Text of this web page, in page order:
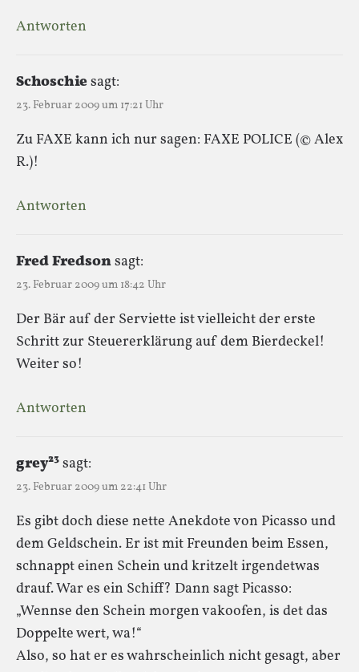
Antworten
Schoschiesagt:
23. Februar 2009 um 17:21 Uhr
Zu FAXE kann ich nur sagen: FAXE POLICE (© Alex
R.)!
Antworten
Fred Fredsonsagt:
23. Februar 2009 um 18:42 Uhr
Der Bär auf der Serviette ist vielleicht der erste
Schritt zur Steuererklärung auf dem Bierdeckel!
Weiter so!
Antworten
grey²³sagt:
23. Februar 2009 um 22:41 Uhr
Es gibt doch diese nette Anekdote von Picasso und
dem Geldschein. Er ist mit Freunden beim Essen,
schnappt einen Schein und kritzelt irgendetwas
drauf. War es ein Schiff? Dann sagt Picasso:
„Wennse den Schein morgen vakoofen, is det das
Doppelte wert, wa!“
Also, so hat er es wahrscheinlich nicht gesagt, aber